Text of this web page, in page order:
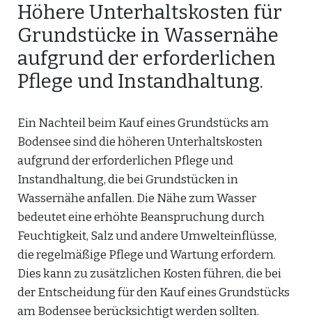
Höhere Unterhaltskosten für
Grundstücke in Wassernähe
aufgrund der erforderlichen
Pflege und Instandhaltung.
Ein Nachteil beim Kauf eines Grundstücks am
Bodensee sind die höheren Unterhaltskosten
aufgrund der erforderlichen Pflege und
Instandhaltung, die bei Grundstücken in
Wassernähe anfallen. Die Nähe zum Wasser
bedeutet eine erhöhte Beanspruchung durch
Feuchtigkeit, Salz und andere Umwelteinflüsse,
die regelmäßige Pflege und Wartung erfordern.
Dies kann zu zusätzlichen Kosten führen, die bei
der Entscheidung für den Kauf eines Grundstücks
am Bodensee berücksichtigt werden sollten.